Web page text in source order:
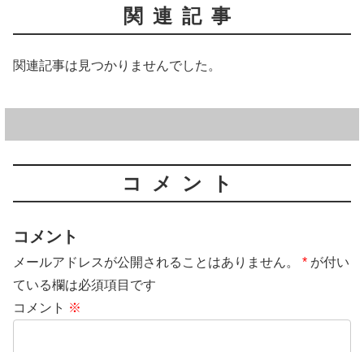
関連記事
関連記事は見つかりませんでした。
コメント
コメント
メールアドレスが公開されることはありません。 * が付い
ている欄は必須項目です
コメント ※